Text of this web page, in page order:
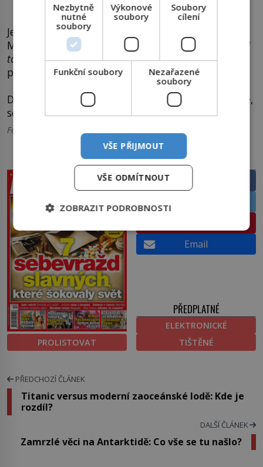
Růžena Jesenská má smůlu. Muchovo srdce nezíská.
Jesenská si Muchu k oltáři neodvede. Dokonce prý
Mucha jednou prohlásí, že„jedna přijela zvlášť kvůli
tomu do Paříže, aby si mne vzala“a má na mysli
právě Jesenskou.
Dostat ho pod pantofel se ale nepodaří ani Berthe,
se kterou udržuje vztah až do roku 1904.
Foto: wikipedia.org
PRÁVĚ V PRODEJI
PROLISTOVAT
SDÍLEJTE ČLÁNEK
Email
PŘEDPLATNÉ
ELEKTRONICKÉ
TIŠTĚNÉ
PŘEDCHOZÍ ČLÁNEK
Titanic versus moderní zaoceánské lodě: Kde je
rozdíl?
DALŠÍ ČLÁNEK
Zamrzlé věci na Antarktidě: Co vše se tu našlo?
Nezbytně
nutné
soubory
Výkonové
soubory
Soubory
cílení
Funkční soubory
Nezařazené
soubory
VŠE PŘIJMOUT
VŠE ODMÍTNOUT
ZOBRAZIT PODROBNOSTI